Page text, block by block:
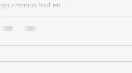
gourmands tout en...